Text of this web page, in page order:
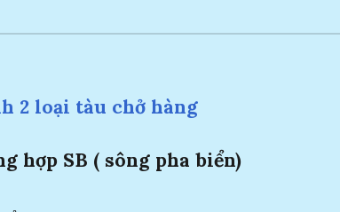
2 loại tàu chở hàng
hợp SB ( sông pha biển)